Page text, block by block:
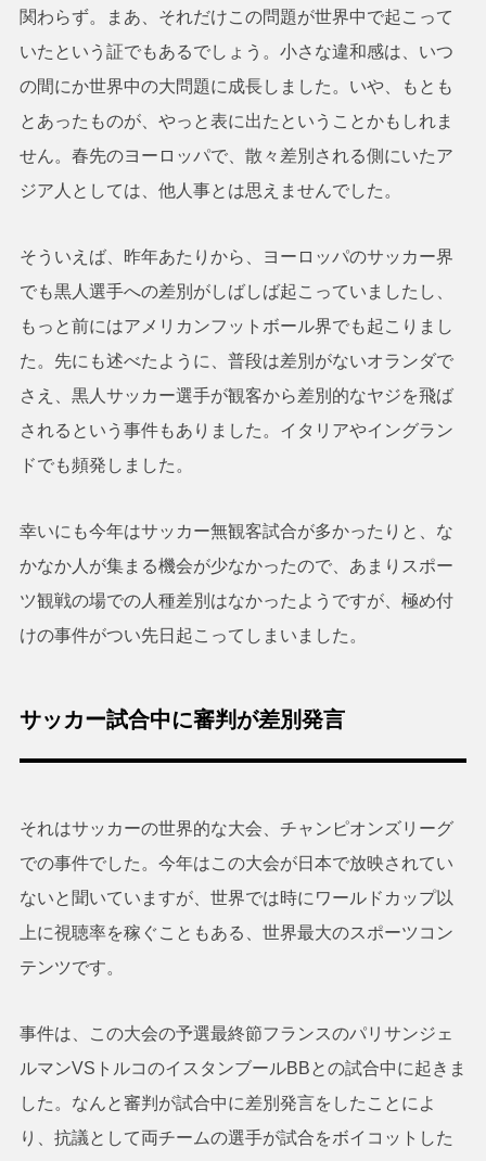
関わらず。まあ、それだけこの問題が世界中で起こって
いたという証でもあるでしょう。小さな違和感は、いつ
の間にか世界中の大問題に成長しました。いや、もとも
とあったものが、やっと表に出たということかもしれま
せん。春先のヨーロッパで、散々差別される側にいたア
ジア人としては、他人事とは思えませんでした。
そういえば、昨年あたりから、ヨーロッパのサッカー界
でも黒人選手への差別がしばしば起こっていましたし、
もっと前にはアメリカンフットボール界でも起こりまし
た。先にも述べたように、普段は差別がないオランダで
さえ、黒人サッカー選手が観客から差別的なヤジを飛ば
されるという事件もありました。イタリアやイングラン
ドでも頻発しました。
幸いにも今年はサッカー無観客試合が多かったりと、な
かなか人が集まる機会が少なかったので、あまりスポー
ツ観戦の場での人種差別はなかったようですが、極め付
けの事件がつい先日起こってしまいました。
サッカー試合中に審判が差別発言
それはサッカーの世界的な大会、チャンピオンズリーグ
での事件でした。今年はこの大会が日本で放映されてい
ないと聞いていますが、世界では時にワールドカップ以
上に視聴率を稼ぐこともある、世界最大のスポーツコン
テンツです。
事件は、この大会の予選最終節フランスのパリサンジェ
ルマンVSトルコのイスタンブールBBとの試合中に起きま
した。なんと審判が試合中に差別発言をしたことによ
り、抗議として両チームの選手が試合をボイコットした